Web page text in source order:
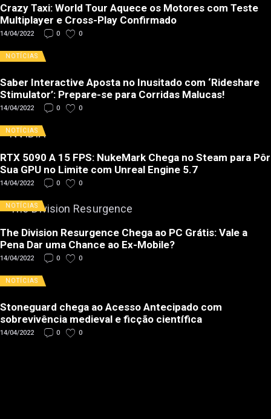
Crazy Taxi: World Tour Aquece os Motores com Teste
Multiplayer e Cross-Play Confirmado
14/04/2022 0 0
NOTÍCIAS
Saber Interactive Aposta no Inusitado com ‘Rideshare
Stimulator’: Prepare-se para Corridas Malucas!
14/04/2022 0 0
NOTÍCIAS
RTX 5090 A 15 FPS: NukeMark Chega no Steam para Pôr
Sua GPU no Limite com Unreal Engine 5.7
14/04/2022 0 0
NOTÍCIAS
The Division Resurgence Chega ao PC Grátis: Vale a
Pena Dar uma Chance ao Ex-Mobile?
14/04/2022 0 0
NOTÍCIAS
Stoneguard chega ao Acesso Antecipado com
sobrevivência medieval e ficção científica
14/04/2022 0 0